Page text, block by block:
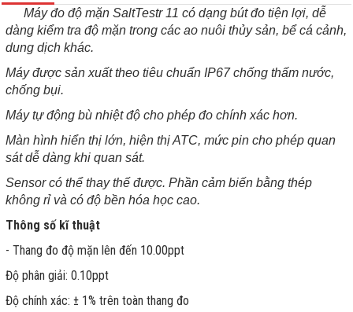
Máy đo độ mặn SaltTestr 11 có dạng bút đo tiện lợi, dễ
dàng kiểm tra độ mặn trong các ao nuôi thủy sản, bể cá cảnh,
dung dịch khác.
Máy được sản xuất theo tiêu chuẩnIP67 chống thấm nước,
chống bụi.
Máy tự động bù nhiệt độ cho phép đo chính xác hơn.
Màn hình hiển thị lớn, hiện thị ATC, mức pin cho phép quan
sát dễ dàng khi quan sát.
Sensor có thể thay thế được. Phần cảm biến bằng thép
không rỉ và có độ bền hóa học cao.
Thông số kĩ thuật
- Thang đo độ mặn lên đến 10.00ppt
Độ phân giải: 0.10ppt
Độ chính xác: ± 1% trên toàn thang đo